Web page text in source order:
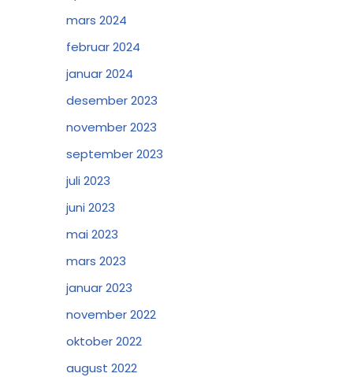
mars 2024
februar 2024
januar 2024
desember 2023
november 2023
september 2023
juli 2023
juni 2023
mai 2023
mars 2023
januar 2023
november 2022
oktober 2022
august 2022